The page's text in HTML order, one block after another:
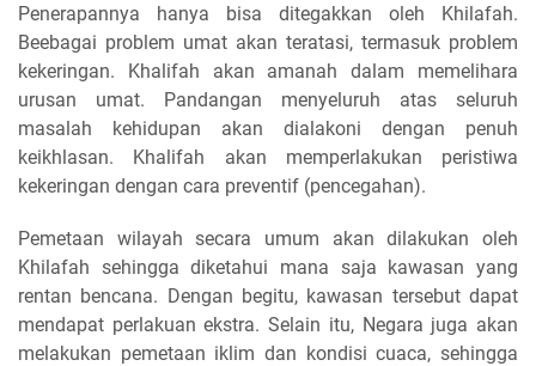
Penerapannya hanya bisa ditegakkan oleh Khilafah.
Beebagai problem umat akan teratasi, termasuk problem
kekeringan. Khalifah akan amanah dalam memelihara
urusan umat. Pandangan menyeluruh atas seluruh
masalah kehidupan akan dialakoni dengan penuh
keikhlasan. Khalifah akan memperlakukan peristiwa
kekeringan dengan cara preventif (pencegahan).
Pemetaan wilayah secara umum akan dilakukan oleh
Khilafah sehingga diketahui mana saja kawasan yang
rentan bencana. Dengan begitu, kawasan tersebut dapat
mendapat perlakuan ekstra. Selain itu, Negara juga akan
melakukan pemetaan iklim dan kondisi cuaca, sehingga